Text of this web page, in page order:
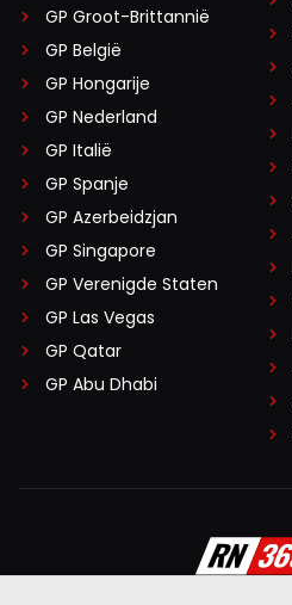
GP Groot-Brittannië
GP België
GP Hongarije
GP Nederland
GP Italië
GP Spanje
GP Azerbeidzjan
GP Singapore
GP Verenigde Staten
GP Las Vegas
GP Qatar
GP Abu Dhabi